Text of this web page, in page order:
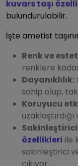
kuvars taşı
bulundurulabilir.
İşte ametist
Renk ve
renklere
Dayanıklılık:
sahip olup,
Koruyucu
özellikleri ile
sakinleştirici
çıkıyor.